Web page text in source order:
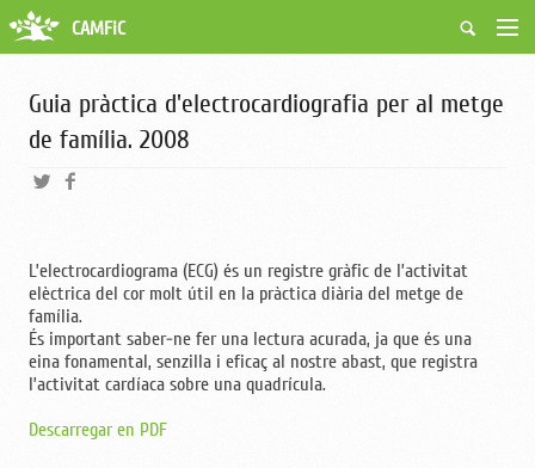
Qui som
Fes-te soci
Borsa de treball
Grups i Vocalies
CAMFiC
Guia pràctica d'electrocardiografia per al metge
de família. 2008
L’electrocardiograma (ECG) és un registre gràfic de l’activitat
elèctrica del cor molt útil en la pràctica diària del metge de
família.
És important saber-ne fer una lectura acurada, ja que és una
eina fonamental, senzilla i eficaç al nostre abast, que registra
l’activitat cardíaca sobre una quadrícula.
Descarregar en PDF